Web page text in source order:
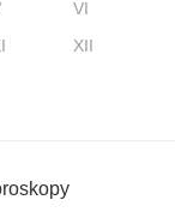
VI
XII